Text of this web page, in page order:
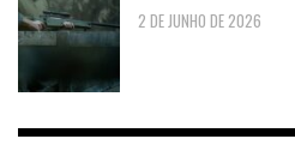
2 DE JUNHO DE 2026